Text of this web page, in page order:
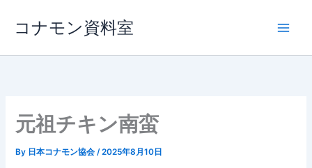
ス
コナモン資料室
元祖チキン南蛮
By 日本コナモン協会/2025年8月10日